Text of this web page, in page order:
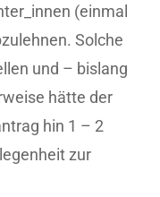
(einmal
Solche
und – bislang
hätte der
hin 1 – 2
zur